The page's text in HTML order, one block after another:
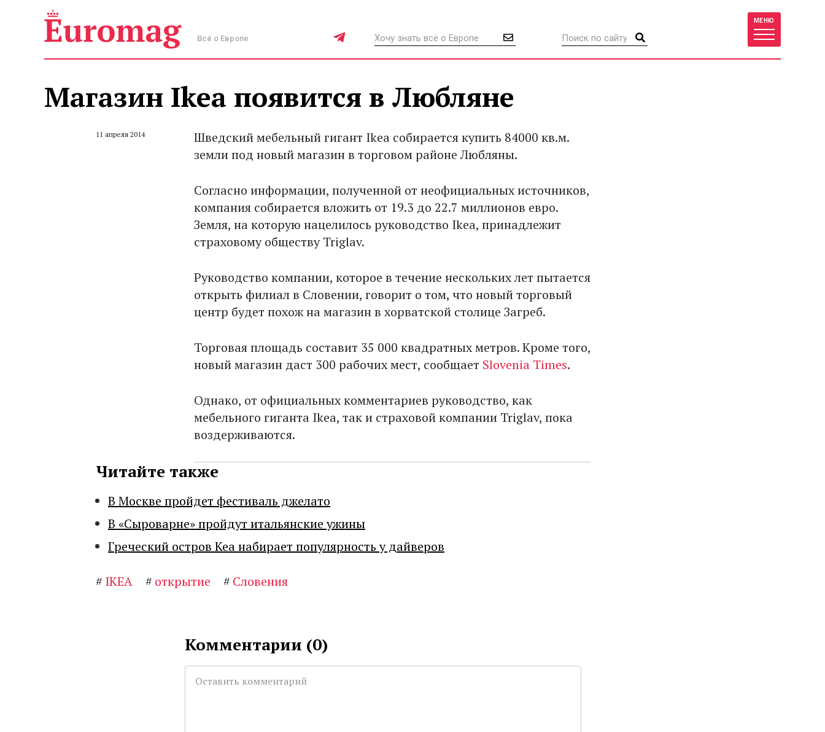
Всё о Европе
МЕНЮ
Магазин Ikea появится в Любляне
11 апреля 2014
Шведский мебельный гигант Ikea собирается купить 84000 кв.м.
земли под новый магазин в торговом районе Любляны.
Согласно информации, полученной от неофициальных источников,
компания собирается вложить от 19.3 до 22.7 миллионов евро.
Земля, на которую нацелилось руководство Ikea, принадлежит
страховому обществу Triglav.
Руководство компании, которое в течение нескольких лет пытается
открыть филиал в Словении, говорит о том, что новый торговый
центр будет похож на магазин в хорватской столице Загреб.
Торговая площадь составит 35 000 квадратных метров. Кроме того,
новый магазин даст 300 рабочих мест, сообщает Slovenia Times.
Однако, от официальных комментариев руководство, как
мебельного гиганта Ikea, так и страховой компании Triglav, пока
воздерживаются.
Читайте также
В Москве пройдет фестиваль джелато
В «Сыроварне» пройдут итальянские ужины
Греческий остров Кеа набирает популярность у дайверов
# IKEA # открытие # Словения
Комментарии (0)